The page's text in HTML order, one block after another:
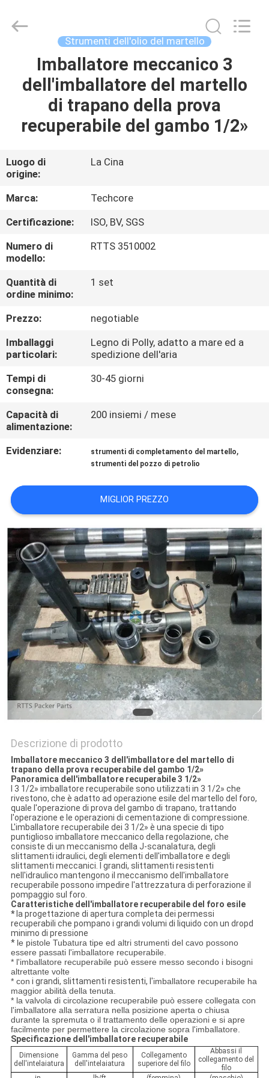
CASA
PRODOTTI
NOI
GIRO
DELLA
FABBRICA
CONTROLLO
DI
QUALITÀ
CONTATTICI
NOTIZIE
CASI
DEL
SITO
PRIVACY
POLICY
Tools
Strumenti dell'olio del martello
Imballatore meccanico 3
dell'imballatore del martello
di trapano della prova
recuperabile del gambo 1/2»
Luogo di
origine:
La Cina
Marca:
Techcore
Certificazione:
ISO, BV, SGS
Numero di
modello:
RTTS 3510002
Quantità di
ordine minimo:
1 set
Prezzo:
negotiable
Imballaggi
particolari:
Legno di Polly, adatto a mare ed a
spedizione dell'aria
Tempi di
consegna:
30-45 giorni
Capacità di
alimentazione:
200 insiemi / mese
Evidenziare: strumenti di completamento del martello,
strumenti del pozzo di petrolio
MIGLIOR PREZZO
Descrizione di prodotto
Imballatore meccanico 3 dell'imballatore del martello di
trapano della prova recuperabile del gambo 1/2»
Panoramica dell'imballatore recuperabile 3 1/2»
I 3 1/2» imballatore recuperabile sono utilizzati in 3 1/2» che
rivestono, che è adatto ad operazione esile del martello del foro,
quale l'operazione di prova del gambo di trapano, trattando
l'operazione e le operazioni di cementazione di compressione.
L'imballatore recuperabile dei 3 1/2» è una specie di tipo
puntiglioso imballatore meccanico della regolazione, che
consiste di un meccanismo della J-scanalatura, degli
slittamenti idraulici, degli elementi dell'imballatore e degli
slittamenti meccanici. I grandi, slittamenti resistenti
nell'idraulico mantengono il meccanismo dell'imballatore
recuperabile possono impedire l'attrezzatura di perforazione il
pompaggio sul foro.
Caratteristiche dell'imballatore recuperabile del foro esile
* la progettazione di apertura completa dei permessi
recuperabili che pompano i grandi volumi di liquido con un dropd
minimo di pressione
* le pistole Tubatura tipe ed altri strumenti del cavo possono
essere passati l'imballatore recuperabile.
* l'imballatore recuperabile può essere messo secondo i bisogni
altrettante volte
* con i grandi, slittamenti resistenti, l'imballatore recuperabile ha
maggior abilità della tenuta.
* la valvola di circolazione recuperabile può essere collegata con
l'imballatore alla serratura nella posizione aperta o chiusa
durante la spremuta o il trattamento delle operazioni e si apre
facilmente per permettere la circolazione sopra l'imballatore.
Specificazione dell'imballatore recuperabile
Dimensione
dell'intelaiatura
Gamma del peso
dell'intelaiatura
Collegamento
superiore del filo
Abbassi il
collegamento del
filo